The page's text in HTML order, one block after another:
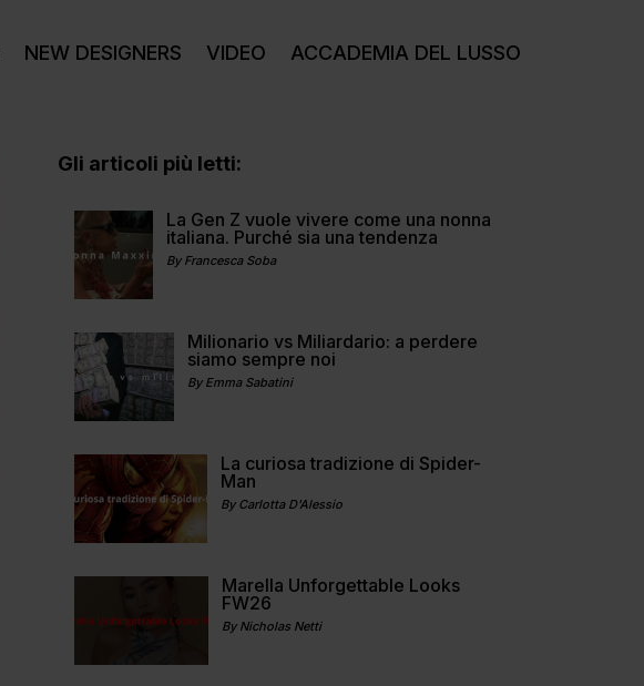
NEW DESIGNERS VIDEO ACCADEMIA DEL LUSSO
Gli articoli più letti:
La Gen Z vuole vivere come una nonna
italiana. Purché sia una tendenza
By Francesca Soba
Milionario vs Miliardario: a perdere
siamo sempre noi
By Emma Sabatini
La curiosa tradizione di Spider-
Man
By Carlotta D'Alessio
Marella Unforgettable Looks
FW26
By Nicholas Netti